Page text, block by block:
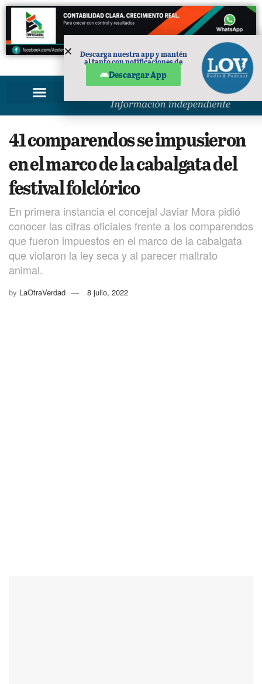
PUBLICIDAD
41 comparendos se impusieron
en el marco de la cabalgata del
festival folclórico
En primera instancia el concejal Javiar Mora pidió
conocer las cifras oficiales frente a los comparendos
que fueron impuestos en el marco de la cabalgata
que violaron la ley seca y al parecer maltrato
animal.
by LaOtraVerdad 8 julio, 2022
Descarga nuestra app y mantén
al tanto con notificaciones de
Descargar App